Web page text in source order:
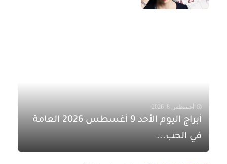
أغسطس 8, 2026
أبراج اليوم الأحد 9 أغسطس 2026 العامة
في الحب...